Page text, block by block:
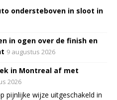
ondersteboven in sloot in
in ogen over de finish en
9 augustus 2026
in Montreal af met
2026
pijnlijke wijze uitgeschakeld in